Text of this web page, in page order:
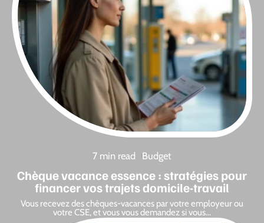
7 min read Budget
Chèque vacance essence : stratégies pour
financer vos trajets domicile-travail
Vous recevez des chèques-vacances par votre employeur ou
votre CSE, et vous vous demandez si vous…